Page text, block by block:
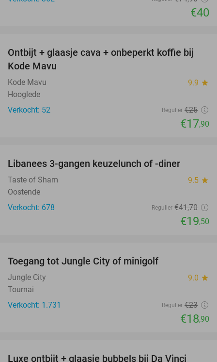
€40
28%
Ontbijt + glaasje cava + onbeperkt koffie bij
Kode Mavu
Kode Mavu 9.9 star
Hooglede
Verkocht: 52
Regulier €25
€17,90
Libanees 3-gangen keuzelunch of -diner
Taste of Sham 9.5 star
Oostende
Verkocht: 678
Regulier €41,70
€19,50
Toegang tot Jungle City of minigolf
Jungle City 9.0 star
Tournai
Verkocht: 1.731
Regulier €23
€18,90
Luxe ontbijt + glaasje bubbels bij Da Vinci